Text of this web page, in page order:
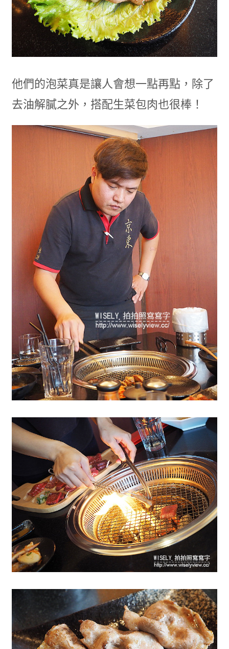
他們的泡菜真是讓人會想一點再點，除了
去油解膩之外，搭配生菜包肉也很棒！